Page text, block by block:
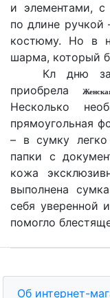
и элементами, с
по длине ручкой
костюму. Но в
шарма, который
Кл дню
приобрела
Несколько
прямоугольная
– в сумку
папки с
кожа
выполнена
себя уверенной
помогло
Об интернет-